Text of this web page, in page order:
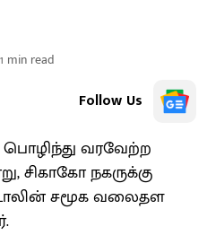
1 min read
Follow Us
வரவேற்ற
சிகாகோ நகருக்கு
சமூக வலைதள